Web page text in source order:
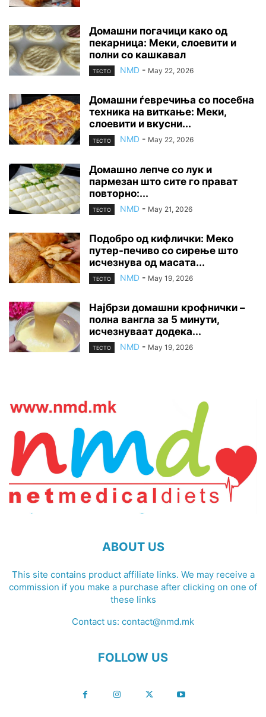
Домашни погачици како од
пекарница: Меки, слоевити и
полни со кашкавал
ТЕСТО NMD - May 22, 2026
Домашни ѓевречиња со посебна
техника на виткање: Меки,
слоевити и вкусни...
ТЕСТО NMD - May 22, 2026
Домашно лепче со лук и
пармезан што сите го прават
повторно:...
ТЕСТО NMD - May 21, 2026
Подобро од кифлички: Меко
путер-печиво со сирење што
исчезнува од масата...
ТЕСТО NMD - May 19, 2026
Најбрзи домашни крофнички –
полна вангла за 5 минути,
исчезнуваат додека...
ТЕСТО NMD - May 19, 2026
ABOUT US
This site contains product affiliate links. We may receive a
commission if you make a purchase after clicking on one of
these links
Contact us: contact@nmd.mk
FOLLOW US